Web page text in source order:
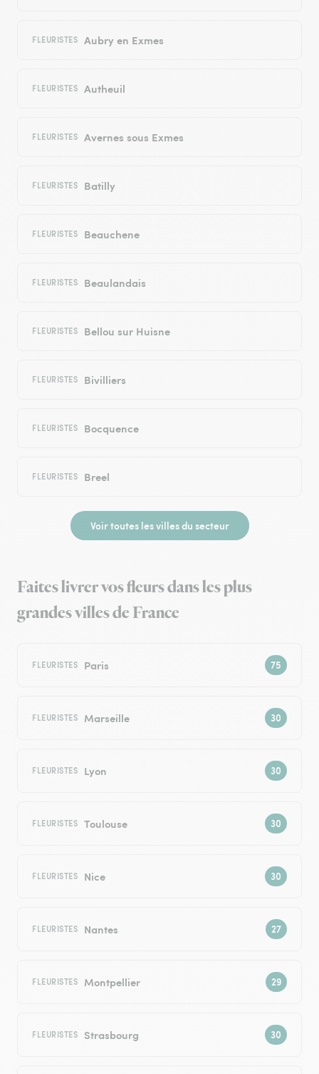
FLEURISTES Aubry en Exmes
FLEURISTES Autheuil
FLEURISTES Avernes sous Exmes
FLEURISTES Batilly
FLEURISTES Beauchene
FLEURISTES Beaulandais
FLEURISTES Bellou sur Huisne
FLEURISTES Bivilliers
FLEURISTES Bocquence
FLEURISTES Breel
Voir toutes les villes du secteur
Faites livrer vos fleurs dans les plus
grandes villes de France
FLEURISTES Paris
FLEURISTES Marseille
FLEURISTES Lyon
FLEURISTES Toulouse
FLEURISTES Nice
FLEURISTES Nantes
FLEURISTES Montpellier
FLEURISTES Strasbourg